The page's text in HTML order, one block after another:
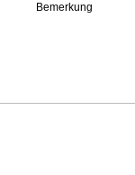
Bemerkung